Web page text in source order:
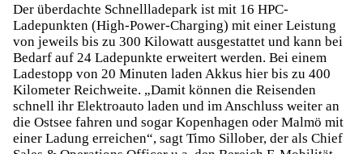
Der überdachte Schnellladepark ist mit 16 HPC-
Ladepunkten (High-Power-Charging) mit einer Leistung
von jeweils bis zu 300 Kilowatt ausgestattet und kann bei
Bedarf auf 24 Ladepunkte erweitert werden. Bei einem
Ladestopp von 20 Minuten laden Akkus hier bis zu 400
Kilometer Reichweite. „Damit können die Reisenden
schnell ihr Elektroauto laden und im Anschluss weiter an
die Ostsee fahren und sogar Kopenhagen oder Malmö mit
einer Ladung erreichen“, sagt Timo Sillober, der als Chief